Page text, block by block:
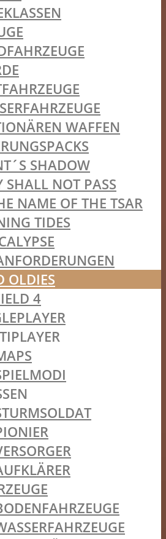
WAFFEN
SHADOW
SHALL NOT PASS
NAME OF THE TSAR
TIDES
OLDIES
4